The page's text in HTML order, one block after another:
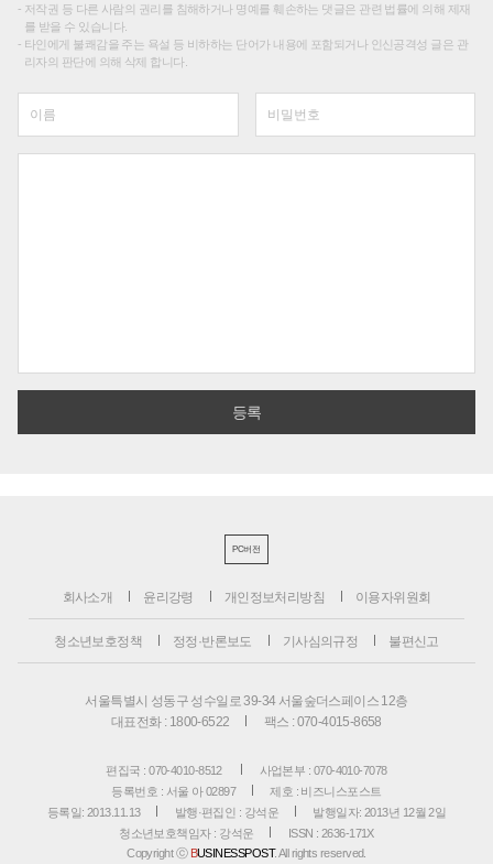
저작권 등 다른 사람의 권리를 침해하거나 명예를 훼손하는 댓글은 관련 법률에 의해 제재
를 받을 수 있습니다.
타인에게 불쾌감을 주는 욕설 등 비하하는 단어가 내용에 포함되거나 인신공격성 글은 관
리자의 판단에 의해 삭제 합니다.
PC버전
회사소개 윤리강령 개인정보처리방침 이용자위원회
청소년보호정책 정정·반론보도 기사심의규정 불편신고
서울특별시 성동구 성수일로 39-34 서울숲더스페이스 12층
대표전화 : 1800-6522
팩스 : 070-4015-8658
편집국 : 070-4010-8512
사업본부 : 070-4010-7078
등록번호 : 서울 아 02897
제호 : 비즈니스포스트
등록일: 2013.11.13
발행·편집인 : 강석운
발행일자: 2013년 12월 2일
청소년보호책임자 : 강석운
ISSN : 2636-171X
Copyright ⓒ BUSINESSPOST. All rights reserved.